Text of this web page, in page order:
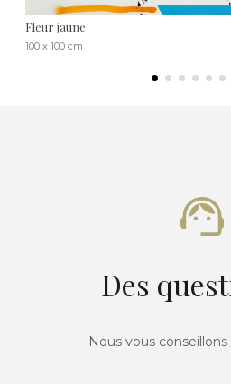
Fleur jaune
100 x 100 cm
Des
Nous vous